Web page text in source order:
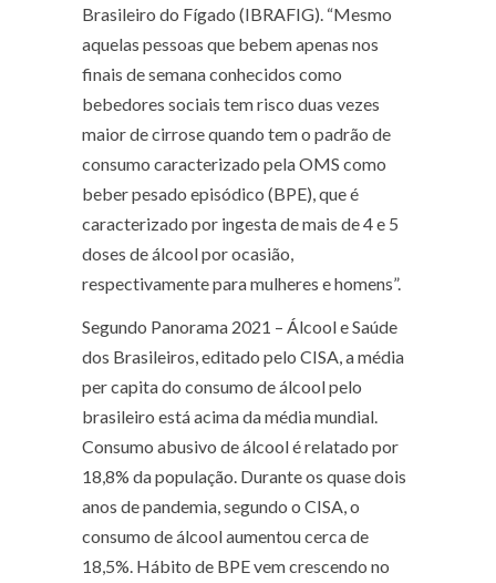
Brasileiro do Fígado (IBRAFIG). “Mesmo
aquelas pessoas que bebem apenas nos
finais de semana conhecidos como
bebedores sociais tem risco duas vezes
maior de cirrose quando tem o padrão de
consumo caracterizado pela OMS como
beber pesado episódico (BPE), que é
caracterizado por ingesta de mais de 4 e 5
doses de álcool por ocasião,
respectivamente para mulheres e homens”.
Segundo Panorama 2021 – Álcool e Saúde
dos Brasileiros, editado pelo CISA, a média
per capita do consumo de álcool pelo
brasileiro está acima da média mundial.
Consumo abusivo de álcool é relatado por
18,8% da população. Durante os quase dois
anos de pandemia, segundo o CISA, o
consumo de álcool aumentou cerca de
18,5%. Hábito de BPE vem crescendo no